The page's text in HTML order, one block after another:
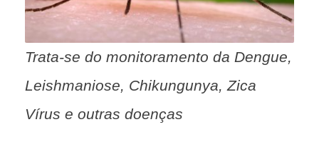
Trata-se do monitoramento da Dengue,
Leishmaniose, Chikungunya, Zica
Vírus e outras doenças